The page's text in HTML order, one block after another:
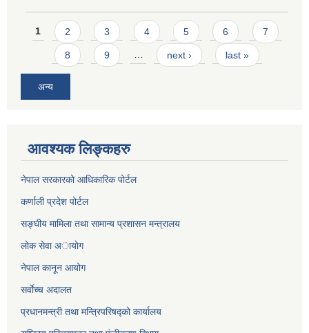
Pages
1 2 3 4 5 6 7
8 9 … next › last »
अन्य
आवश्यक लिङ्कहरु
नेपाल सरकारको आधिकारिक पोर्टल
कर्णाली प्रदेश पोर्टल
सङ्घीय मामिला तथा सामान्य प्रशासन मन्त्रालय
लाेक सेवा अायाेग
नेपाल कानून आयोग
सर्वाेच्च अदालत
प्रधानमन्त्री तथा मन्त्रिपरिषद्को कार्यालय